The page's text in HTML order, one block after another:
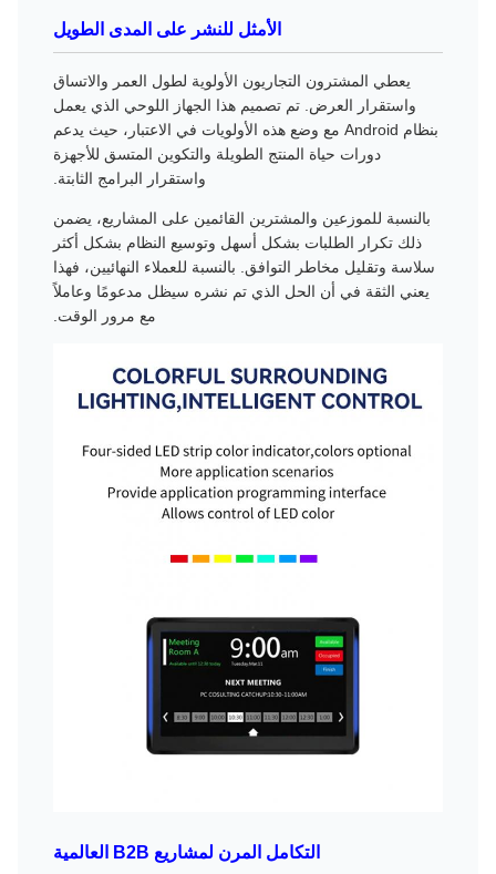
الأمثل للنشر على المدى الطويل
يعطي المشترون التجاريون الأولوية لطول العمر والاتساق
واستقرار العرض. تم تصميم هذا الجهاز اللوحي الذي يعمل
بنظام Android مع وضع هذه الأولويات في الاعتبار، حيث يدعم
دورات حياة المنتج الطويلة والتكوين المتسق للأجهزة
واستقرار البرامج الثابتة.
بالنسبة للموزعين والمشترين القائمين على المشاريع، يضمن
ذلك تكرار الطلبات بشكل أسهل وتوسيع النظام بشكل أكثر
سلاسة وتقليل مخاطر التوافق. بالنسبة للعملاء النهائيين، فهذا
يعني الثقة في أن الحل الذي تم نشره سيظل مدعومًا وعاملاً
مع مرور الوقت.
التكامل المرن لمشاريع B2B العالمية